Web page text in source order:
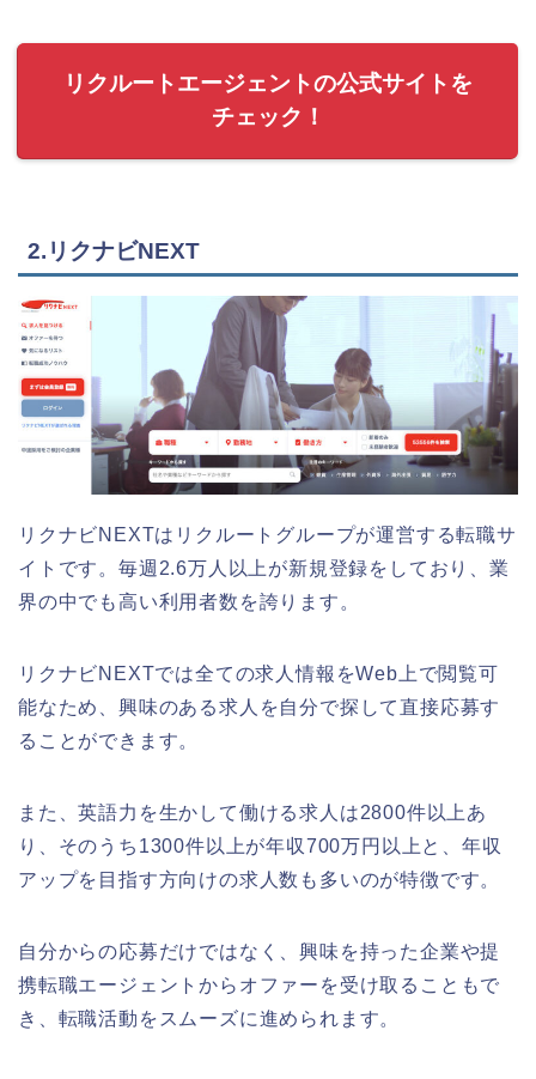
リクルートエージェントの公式サイトを
チェック！
2.リクナビNEXT
リクナビNEXTはリクルートグループが運営する転職サ
イトです。毎週2.6万人以上が新規登録をしており、業
界の中でも高い利用者数を誇ります。
リクナビNEXTでは全ての求人情報をWeb上で閲覧可
能なため、興味のある求人を自分で探して直接応募す
ることができます。
また、英語力を生かして働ける求人は2800件以上あ
り、そのうち1300件以上が年収700万円以上と、年収
アップを目指す方向けの求人数も多いのが特徴です。
自分からの応募だけではなく、興味を持った企業や提
携転職エージェントからオファーを受け取ることもで
き、転職活動をスムーズに進められます。